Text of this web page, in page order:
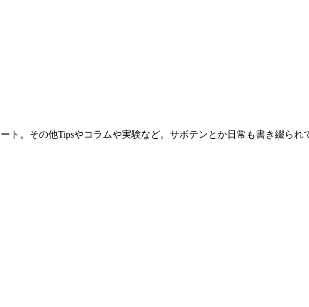
ト。その他Tipsやコラムや実験など。サボテンとか日常も書き綴られ